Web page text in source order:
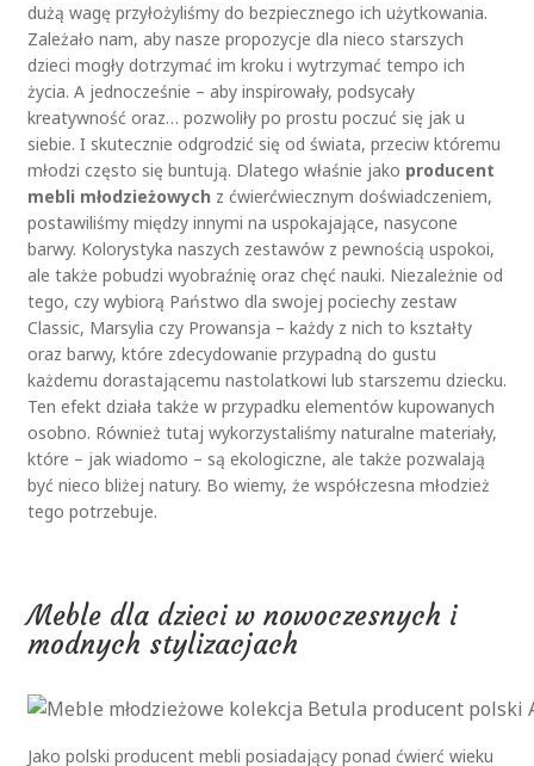
dużą wagę przyłożyliśmy do bezpiecznego ich użytkowania.
Zależało nam, aby nasze propozycje dla nieco starszych
dzieci mogły dotrzymać im kroku i wytrzymać tempo ich
życia. A jednocześnie – aby inspirowały, podsycały
kreatywność oraz… pozwoliły po prostu poczuć się jak u
siebie. I skutecznie odgrodzić się od świata, przeciw któremu
młodzi często się buntują. Dlatego właśnie jako producent
mebli młodzieżowych z ćwierćwiecznym doświadczeniem,
postawiliśmy między innymi na uspokajające, nasycone
barwy. Kolorystyka naszych zestawów z pewnością uspokoi,
ale także pobudzi wyobraźnię oraz chęć nauki. Niezależnie od
tego, czy wybiorą Państwo dla swojej pociechy zestaw
Classic, Marsylia czy Prowansja – każdy z nich to kształty
oraz barwy, które zdecydowanie przypadną do gustu
każdemu dorastającemu nastolatkowi lub starszemu dziecku.
Ten efekt działa także w przypadku elementów kupowanych
osobno. Również tutaj wykorzystaliśmy naturalne materiały,
które – jak wiadomo – są ekologiczne, ale także pozwalają
być nieco bliżej natury. Bo wiemy, że współczesna młodzież
tego potrzebuje.
Meble dla dzieci w nowoczesnych i
modnych stylizacjach
Jako polski producent mebli posiadający ponad ćwierć wieku